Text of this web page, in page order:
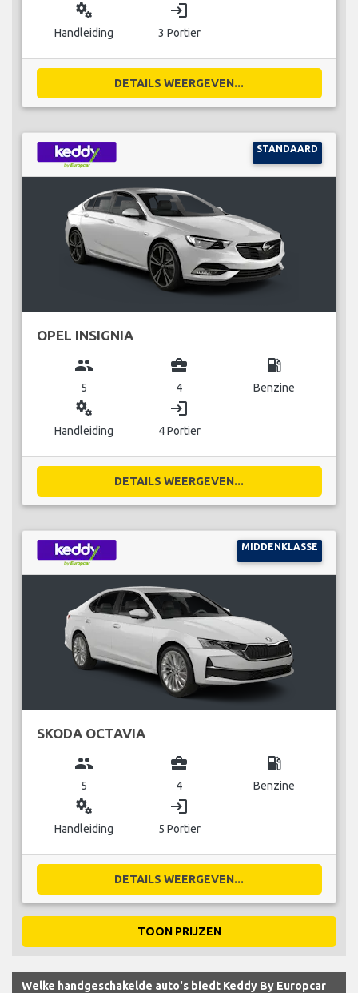
miscellaneous_services
Handleiding
login
3 Portier
DETAILS WEERGEVEN...
STANDAARD
OPEL INSIGNIA
group
5
business_center
4
local_gas_station
Benzine
miscellaneous_services
Handleiding
login
4 Portier
DETAILS WEERGEVEN...
MIDDENKLASSE
SKODA OCTAVIA
group
5
business_center
4
local_gas_station
Benzine
miscellaneous_services
Handleiding
login
5 Portier
DETAILS WEERGEVEN...
TOON PRIJZEN
Welke handgeschakelde auto's biedt Keddy By Europcar